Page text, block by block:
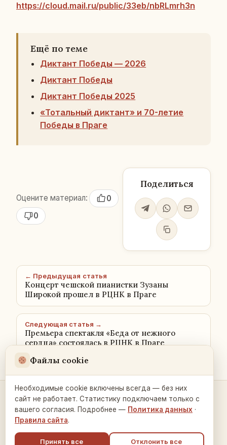
https://cloud.mail.ru/public/33eb/nbRLmrh3n
Ещё по теме
Диктант Победы — 2026
Диктант Победы
Диктант Победы 2025
«Тотальный диктант» и 70-летие
Победы в Праге
Оцените материал:
0
0
Поделиться
← Предыдущая статья
Концерт чешской пианистки Зузаны
Широкой прошел в РЦНК в Праге
Следующая статья →
Премьера спектакля «Беда от нежного
сердца» состоялась в РЦНК в Праге
Контакты и связь →
Файлы cookie
Необходимые cookie включены всегда — без них
сайт не работает. Статистику подключаем только с
вашего согласия. Подробнее — Политика данных ·
Правила сайта.
Принять все Отклонить все